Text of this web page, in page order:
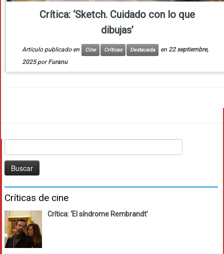
Crítica: ‘Sketch. Cuidado con lo que
dibujas’
Artículo publicado en Cine Críticas Destacada en 22 septiembre,
2025 porFuranu
Críticas de cine
Crítica: ‘El síndrome Rembrandt’